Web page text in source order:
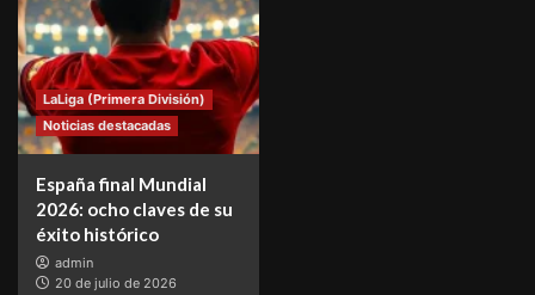
LaLiga (Primera División)
Noticias destacadas
España final Mundial
2026: ocho claves de su
éxito histórico
admin
20 de julio de 2026